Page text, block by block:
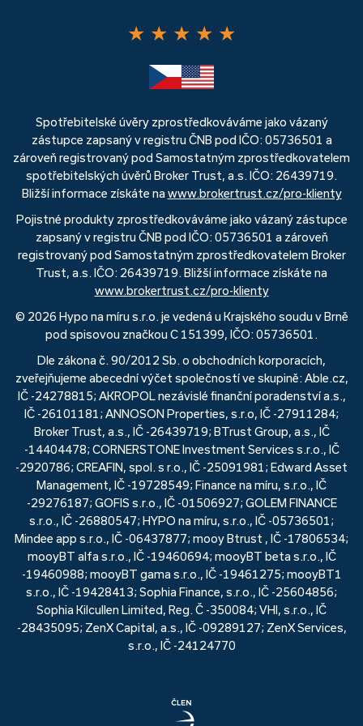
★ ★ ★ ★ ★
Spotřebitelské úvěry zprostředkováváme jako vázaný
zástupce zapsaný v registru ČNB pod IČO: 05736501 a
zároveň registrovaný pod Samostatným zprostředkovatelem
spotřebitelských úvěrů Broker Trust, a.s. IČO: 26439719.
Bližší informace získáte na www.brokertrust.cz/pro-klienty
Pojistné produkty zprostředkováváme jako vázaný zástupce
zapsaný v registru ČNB pod IČO: 05736501 a zároveň
registrovaný pod Samostatným zprostředkovatelem Broker
Trust, a.s. IČO: 26439719. Bližší informace získáte na
www.brokertrust.cz/pro-klienty
© 2026 Hypo na míru s.r.o. je vedená u Krajského soudu v Brně
pod spisovou značkou C 151399, IČO: 05736501.
Dle zákona č. 90/2012 Sb. o obchodních korporacích,
zveřejňujeme abecední výčet společností ve skupině: Able.cz,
IČ -24278815; AKROPOL nezávislé finanční poradenství a.s.,
IČ -26101181; ANNOSON Properties, s.r.o, IČ -27911284;
Broker Trust, a.s., IČ -26439719; BTrust Group, a.s., IČ
-14404478; CORNERSTONE Investment Services s.r.o., IČ
-2920786; CREAFIN, spol. s r.o., IČ -25091981; Edward Asset
Management, IČ -19728549; Finance na míru, s.r.o., IČ
-29276187; GOFIS s.r.o., IČ -01506927; GOLEM FINANCE
s.r.o., IČ -26880547; HYPO na míru, s.r.o., IČ -05736501;
Mindee app s.r.o., IČ -06437877; mooy Btrust , IČ -17806534;
mooyBT alfa s.r.o., IČ -19460694; mooyBT beta s.r.o., IČ
-19460988; mooyBT gama s.r.o., IČ -19461275; mooyBT1
s.r.o., IČ -19428413; Sophia Finance, s.r.o., IČ -25604856;
Sophia Kilcullen Limited, Reg. Č -350084; VHI, s.r.o., IČ
-28435095; ZenX Capital, a.s., IČ -09289127; ZenX Services,
s.r.o., IČ -24124770